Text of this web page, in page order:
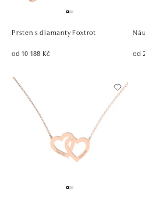
Prsten s diamanty Foxtrot
od 10 188 Kč od